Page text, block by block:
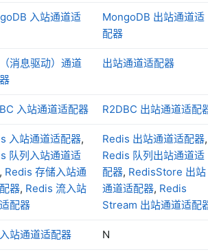
入站通道适
MongoDB 出站通道适
配器
消息驱动）通道
出站通道适配器
入站通道适配器 R2DBC 出站通道适配
入站通道适配器,
队列入站通道适
, Redis 存储入站通
器, Redis 流入站
配器
Redis 出站通道适配器,
Redis 队列出站通道适
配器, RedisStore 出站
通道适配器, Redis
Stream 出站通道适配
站通道适配器 N